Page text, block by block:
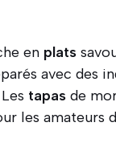
en plats
avec des
tapas de
les amateurs